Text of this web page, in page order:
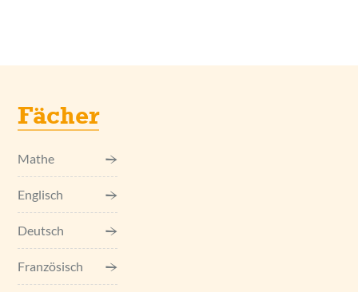
Fächer
Mathe
Englisch
Deutsch
Französisch